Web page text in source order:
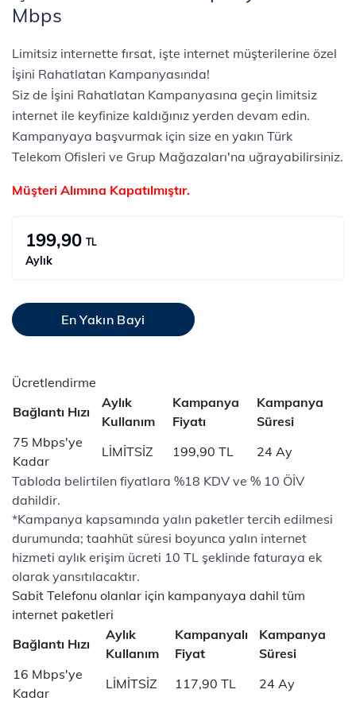
Mbps
Limitsiz internette fırsat, işte internet müşterilerine özel
İşini Rahatlatan Kampanyasında!
Siz de İşini Rahatlatan Kampanyasına geçin limitsiz
internet ile keyfinize kaldığınız yerden devam edin.
Kampanyaya başvurmak için size en yakın Türk
Telekom Ofisleri ve Grup Mağazaları'na uğrayabilirsiniz.
Müşteri Alımına Kapatılmıştır.
199,90 TL
Aylık
En Yakın Bayi
Ücretlendirme
Bağlantı Hızı
Aylık
Kullanım
Kampanya
Fiyatı
Kampanya
Süresi
75 Mbps'ye
Kadar
LİMİTSİZ 199,90 TL
24 Ay
Tabloda belirtilen fiyatlara %18 KDV ve % 10 ÖİV
dahildir.
*Kampanya kapsamında yalın paketler tercih edilmesi
durumunda; taahhüt süresi boyunca yalın internet
hizmeti aylık erişim ücreti 10 TL şeklinde faturaya ek
olarak yansıtılacaktır.
Sabit Telefonu olanlar için kampanyaya dahil tüm
internet paketleri
Bağlantı Hızı
Aylık
Kullanım
Kampanyalı
Fiyat
Kampanya
Süresi
16 Mbps'ye
Kadar
LİMİTSİZ 117,90 TL
24 Ay